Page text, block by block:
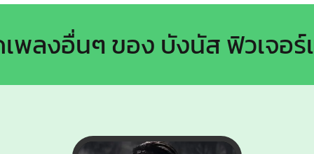
พลงอื่นๆ ของ บังนัส ฟิวเจอ